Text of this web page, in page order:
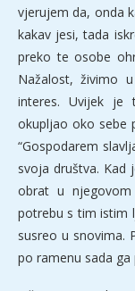
vjerujem da, onda
kakav jesi, tada
preko te osobe
Nažalost, živimo
interes. Uvijek je
okupljao oko sebe
“Gospodarem
svoja društva. Kad
obrat u
potrebu s tim istim
susreo u snovima.
po ramenu sada ga